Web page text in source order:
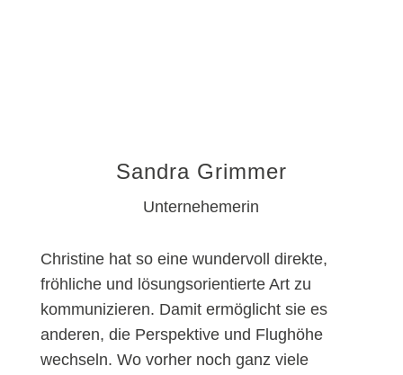
Sandra Grimmer
Unternehemerin
Christine hat so eine wundervoll direkte,
fröhliche und lösungsorientierte Art zu
kommunizieren. Damit ermöglicht sie es
anderen, die Perspektive und Flughöhe
wechseln. Wo vorher noch ganz viele